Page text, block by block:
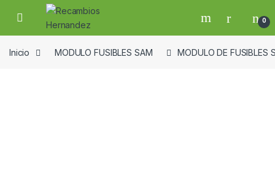
Skip to navigation
Skip to content
Open 0
Inicio MODULO FUSIBLES SAM MODULO DE FUSIBLES